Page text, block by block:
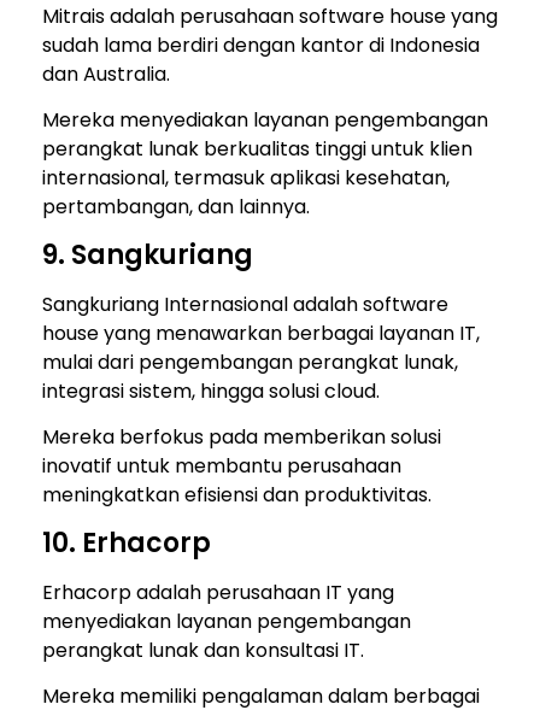
Mitrais adalah perusahaan software house yang
sudah lama berdiri dengan kantor di Indonesia
dan Australia.
Mereka menyediakan layanan pengembangan
perangkat lunak berkualitas tinggi untuk klien
internasional, termasuk aplikasi kesehatan,
pertambangan, dan lainnya.
9. Sangkuriang
Sangkuriang Internasional adalah software
house yang menawarkan berbagai layanan IT,
mulai dari pengembangan perangkat lunak,
integrasi sistem, hingga solusi cloud.
Mereka berfokus pada memberikan solusi
inovatif untuk membantu perusahaan
meningkatkan efisiensi dan produktivitas.
10. Erhacorp
Erhacorp adalah perusahaan IT yang
menyediakan layanan pengembangan
perangkat lunak dan konsultasi IT.
Mereka memiliki pengalaman dalam berbagai